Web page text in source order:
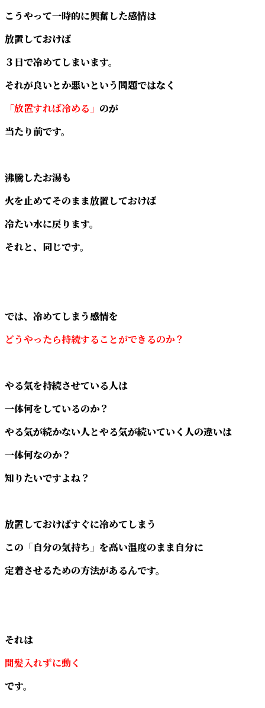
こうやって一時的に興奮した感情は
放置しておけば
３日で冷めてしまいます。
それが良いとか悪いという問題ではなく
「放置すれば冷める」 のが
当たり前です。
沸騰したお湯も
火を止めてそのまま放置しておけば
冷たい水に戻ります。
それと、同じです。
では、冷めてしまう感情を
どうやったら持続することができるのか？
やる気を持続させている人は
一体何をしているのか？
やる気が続かない人とやる気が続いていく人の違いは
一体何なのか？
知りたいですよね？
放置しておけばすぐに冷めてしまう
この「自分の気持ち」を高い温度のまま自分に
定着させるための方法があるんです。
それは
間髪入れずに動く
です。